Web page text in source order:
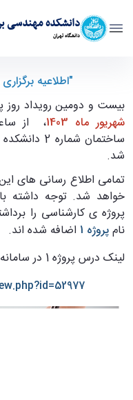
دانشکده مهندسی
دانشگاه تهران
اطلاعیه برگزاری
پروژه - ece- دانشکده مهندسی برق و کامپیوتر
"اطلاعیه
بیست و دومین رویداد روز
شهریور ماه 1403
ساختمان
شد.
تمامی اطلاع رسانی های
خواهد شد. توجه داشته
پروژه ی کارشناسی را
نام پروژه 1
اضافه شده اند.
لینک درس پروژه 1 در سامانه ایلرن: